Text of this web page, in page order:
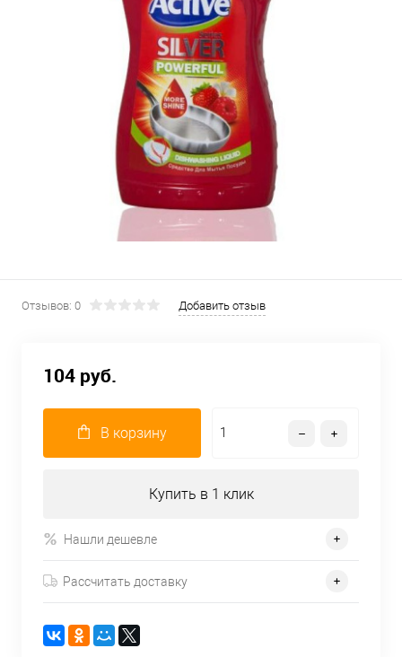
Отзывов: 0 Добавить отзыв
104 руб.
В корзину
Купить в 1 клик
Нашли дешевле
Рассчитать доставку